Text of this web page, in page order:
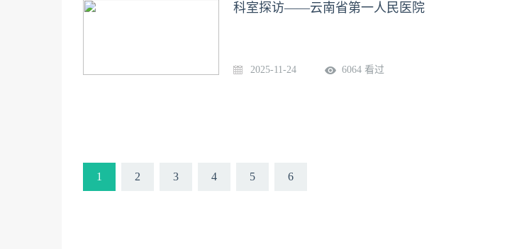
科室探访——云南省第一人民医院
2025-11-24 6064 看过
1 2 3 4 5 6